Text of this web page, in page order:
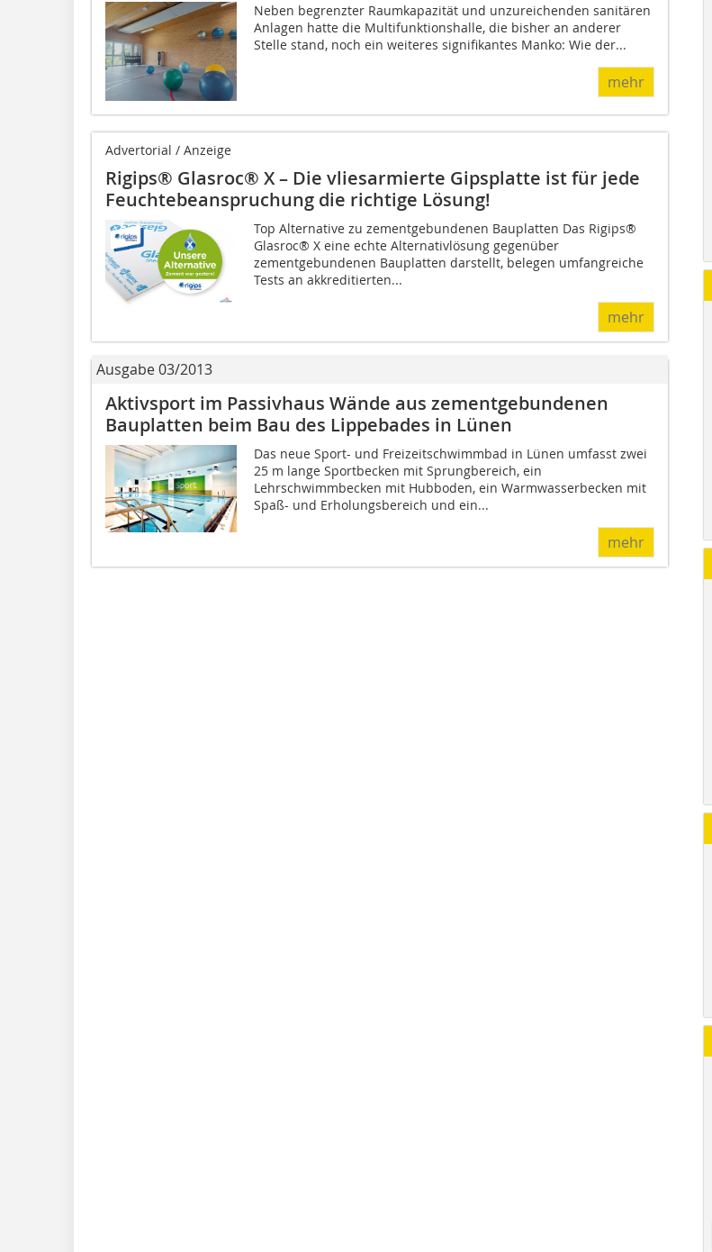
Neben begrenzter Raumkapazität und unzureichenden sanitären
Anlagen hatte die Multi­funktionshalle, die bisher an anderer
Stelle stand, noch ein weiteres signifikantes Manko: Wie der...
mehr
Advertorial / Anzeige
Rigips® Glasroc® X – Die vliesarmierte Gipsplatte ist für jede
Feuchtebeanspruchung die richtige Lösung!
Top Alternative zu zementgebundenen Bauplatten Das Rigips®
Glasroc® X eine echte Alternativlösung gegenüber
zementgebundenen Bauplatten darstellt, belegen umfangreiche
Tests an akkreditierten...
mehr
Ausgabe 03/2013
Aktivsport im Passivhaus Wände aus zementgebundenen
Bauplatten beim Bau des Lippebades in Lünen
Das neue Sport- und Freizeitschwimmbad in Lünen umfasst zwei
25 m lange Sportbecken mit Sprungbereich, ein
Lehrschwimmbecken mit Hubboden, ein Warmwasserbecken mit
Spaß- und Erholungsbereich und ein...
mehr